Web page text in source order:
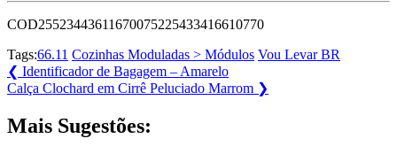
COD25523443611670075225433416610770
Tags:66.11 Cozinhas Moduladas > Módulos Vou Levar BR
Navegação
de
Post
❮ Previous
Post:
Identificador de Bagagem – Amarelo
Next
Calça Clochard em Cirrê Peluciado Marrom ❯
Mais Sugestões: